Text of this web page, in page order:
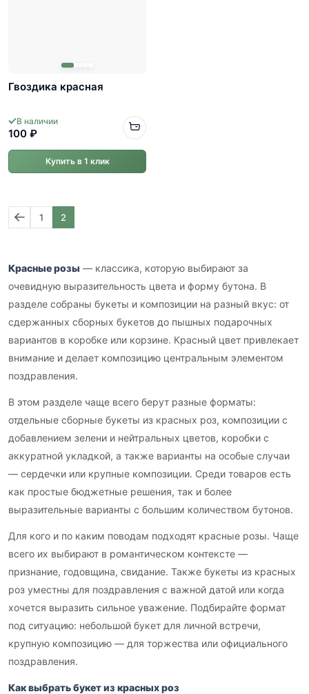
Гвоздика красная
В наличии
100 ₽
Купить в 1 клик
1 2
Красные розы — классика, которую выбирают за
очевидную выразительность цвета и форму бутона. В
разделе собраны букеты и композиции на разный вкус: от
сдержанных сборных букетов до пышных подарочных
вариантов в коробке или корзине. Красный цвет привлекает
внимание и делает композицию центральным элементом
поздравления.
В этом разделе чаще всего берут разные форматы:
отдельные сборные букеты из красных роз, композиции с
добавлением зелени и нейтральных цветов, коробки с
аккуратной укладкой, а также варианты на особые случаи
— сердечки или крупные композиции. Среди товаров есть
как простые бюджетные решения, так и более
выразительные варианты с большим количеством бутонов.
Для кого и по каким поводам подходят красные розы. Чаще
всего их выбирают в романтическом контексте —
признание, годовщина, свидание. Также букеты из красных
роз уместны для поздравления с важной датой или когда
хочется выразить сильное уважение. Подбирайте формат
под ситуацию: небольшой букет для личной встречи,
крупную композицию — для торжества или официального
поздравления.
Как выбрать букет из красных роз